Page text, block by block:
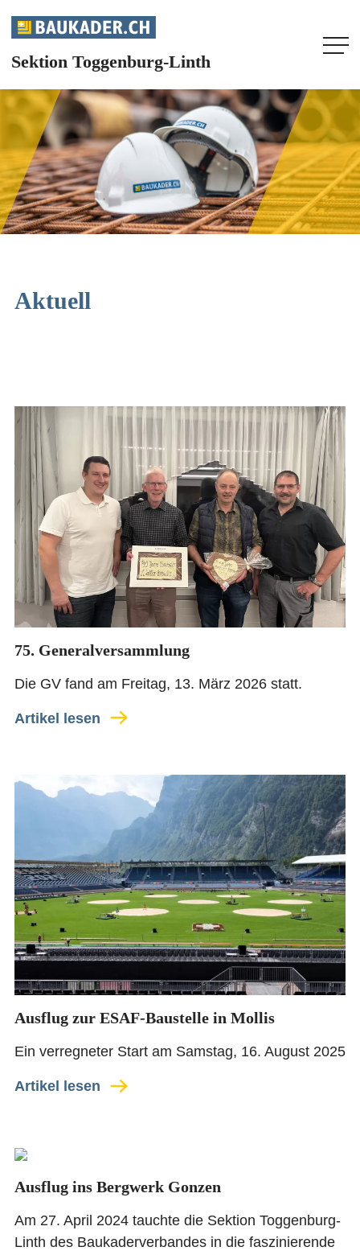
Sektion Toggenburg-Linth
HOME
UNSERE SEKTION
AGENDA
AKTUELL
ANMELDEN
Aktuell
75. Generalversammlung
Die GV fand am Freitag, 13. März 2026 statt.
Artikel lesen
Ausflug zur ESAF-Baustelle in Mollis
Ein verregneter Start am Samstag, 16. August 2025
Artikel lesen
Ausflug ins Bergwerk Gonzen
Am 27. April 2024 tauchte die Sektion Toggenburg-
Linth des Baukaderverbandes in die faszinierende